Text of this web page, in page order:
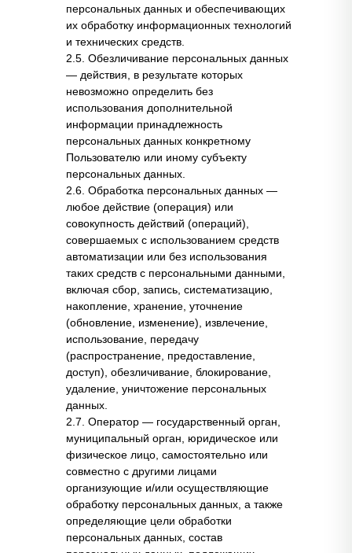
персональных данных и обеспечивающих
их обработку информационных технологий
и технических средств.
2.5. Обезличивание персональных данных
— действия, в результате которых
невозможно определить без
использования дополнительной
информации принадлежность
персональных данных конкретному
Пользователю или иному субъекту
персональных данных.
2.6. Обработка персональных данных —
любое действие (операция) или
совокупность действий (операций),
совершаемых с использованием средств
автоматизации или без использования
таких средств с персональными данными,
включая сбор, запись, систематизацию,
накопление, хранение, уточнение
(обновление, изменение), извлечение,
использование, передачу
(распространение, предоставление,
доступ), обезличивание, блокирование,
удаление, уничтожение персональных
данных.
2.7. Оператор — государственный орган,
муниципальный орган, юридическое или
физическое лицо, самостоятельно или
совместно с другими лицами
организующие и/или осуществляющие
обработку персональных данных, а также
определяющие цели обработки
персональных данных, состав